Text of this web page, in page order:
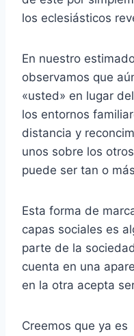
los eclesiásticos
En nuestro
observamos que
«usted» en lugar
los entornos
distancia y
unos sobre los
puede ser tan o
Esta forma de
capas sociales es
parte de la
cuenta en una
en la otra acepta
Creemos que ya